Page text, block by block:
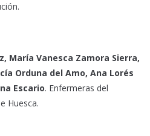
María Vanesca Zamora Sierra,
Orduna del Amo, Ana Lorés
Escario. Enfermeras del
Huesca.